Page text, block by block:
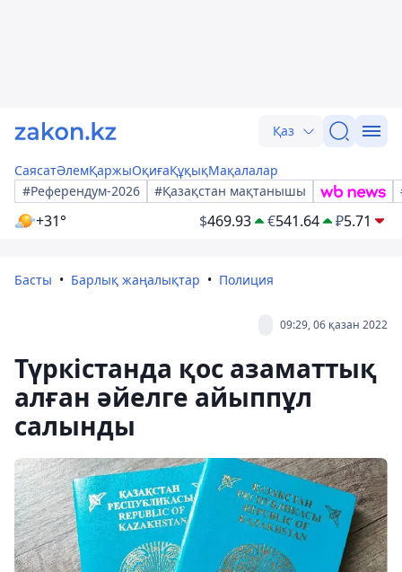
Қаз
СаясатӘлемҚаржыОқиғаҚұқықМақалалар
#Референдум-2026
#Қазақстан мақтанышы
+31° $469.93 €541.64 ₽5.71
Басты Барлық жаңалықтар Полиция
09:29, 06 қазан 2022
Түркістанда қос азаматтық
алған әйелге айыппұл
салынды